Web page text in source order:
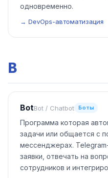
одновременно.
→ DevOps-автоматизация
B
BotBot / Chatbot Боты
Программа которая
задачи или общается с
мессенджерах.
заявки, отвечать на
сотрудников и